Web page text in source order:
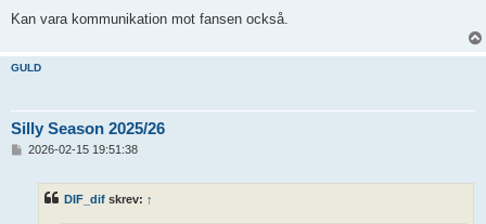
Kan vara kommunikation mot fansen också.
GULD
Silly Season 2025/26
2026-02-15 19:51:38
DIF_dif skrev: ↑